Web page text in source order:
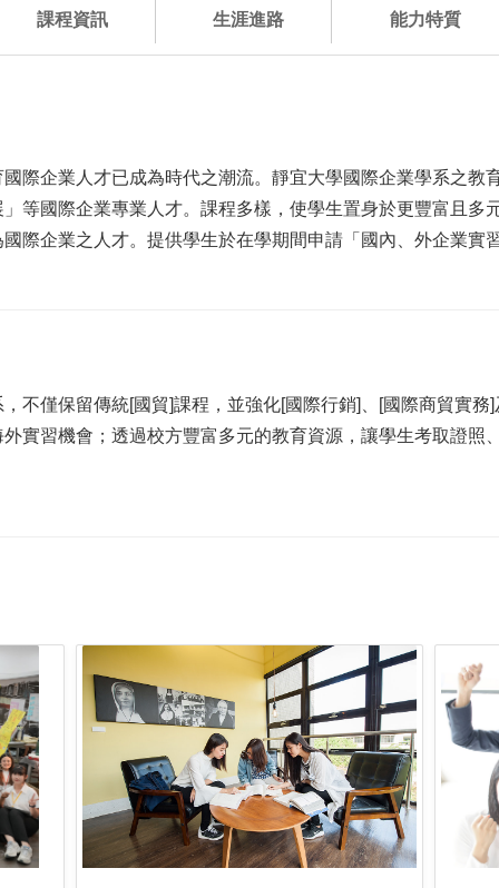
課程資訊 生涯進路 能力特質
際企業人才已成為時代之潮流。靜宜大學國際企業學系之教
等國際企業專業人才。課程多樣，使學生置身於更豐富且多
際企業之人才。提供學生於在學期間申請「國內、外企業實
不僅保留傳統[國貿]課程，並強化[國際行銷]、[國際商貿實
實習機會；透過校方豐富多元的教育資源，讓學生考取證照